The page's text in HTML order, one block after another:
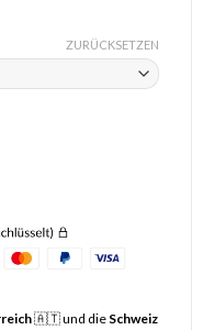
ZURÜCKSETZEN
🇦🇹 und die Schweiz